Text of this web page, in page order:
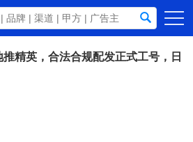
精英，合法合规配发正式工号，日